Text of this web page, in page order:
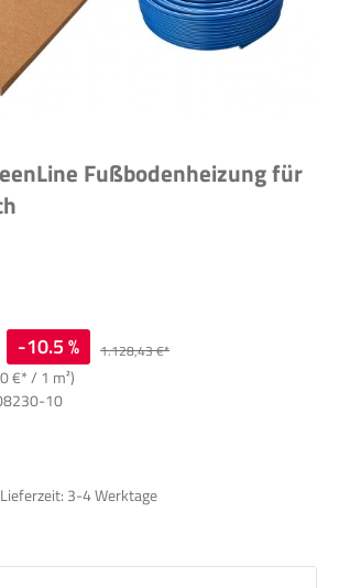
Fußbodenheizung für
-10.5 % 1.128,43 €*
€* / 1 m²)
10
3-4 Werktage